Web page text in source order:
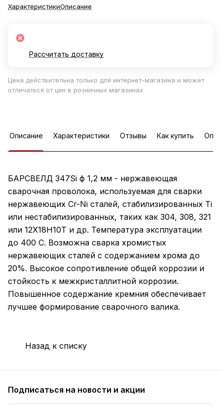
ХарактеристикиОписание
Рассчитать доставку
Цена действительна только для интернет-магазина и может
отличаться от цен в розничных магазинах
Описание Характеристики Отзывы Как купить
БАРСВЕЛД 347Si ф 1,2 мм - нержавеющая
сварочная проволока, используемая для сварки
нержавеющих Cr-Ni сталей, стабилизированных Ti
или нестабилизированных, таких как 304, 308, 321
или 12Х18Н10Т и др. Температура эксплуатации
до 400 С. Возможна сварка хромистых
нержавеющих сталей с содержанием хрома до
20%. Высокое сопротивление общей коррозии и
стойкость к межкристаллитной коррозии.
Повышенное содержание кремния обеспечивает
лучшее формирование сварочного валика.
Назад к списку
Подписаться на новости и акции